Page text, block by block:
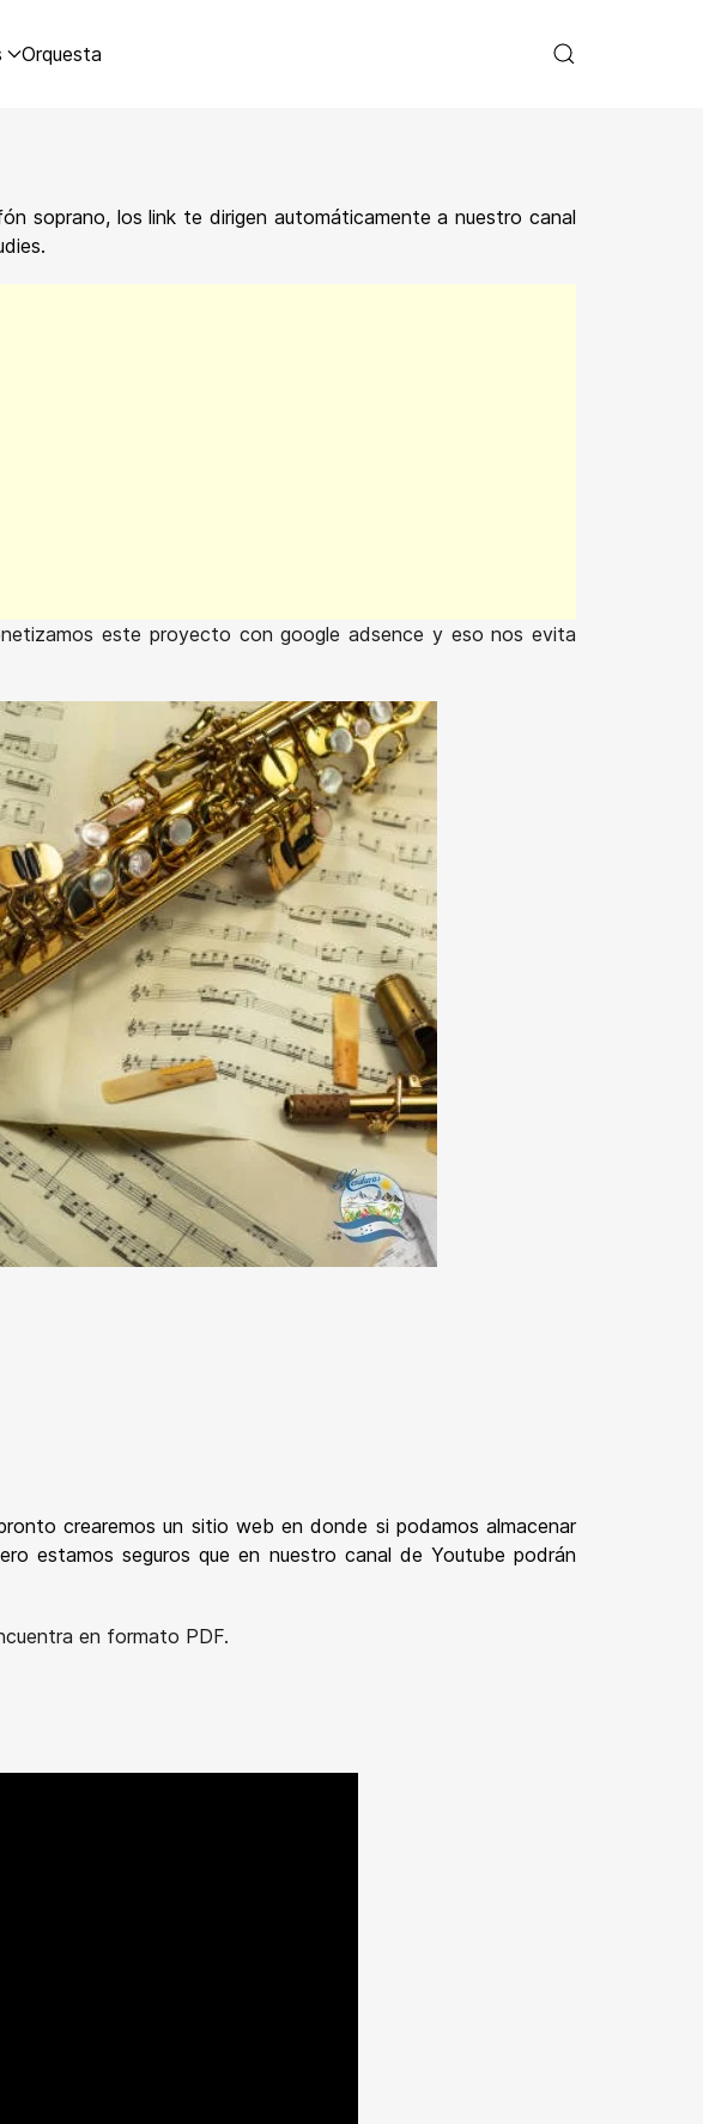
Orquesta
soprano, los link te dirigen automáticamente a nuestro canal
este proyecto con google adsence y eso nos evita
crearemos un sitio web en donde si podamos almacenar
estamos seguros que en nuestro canal de Youtube podrán
en formato PDF.